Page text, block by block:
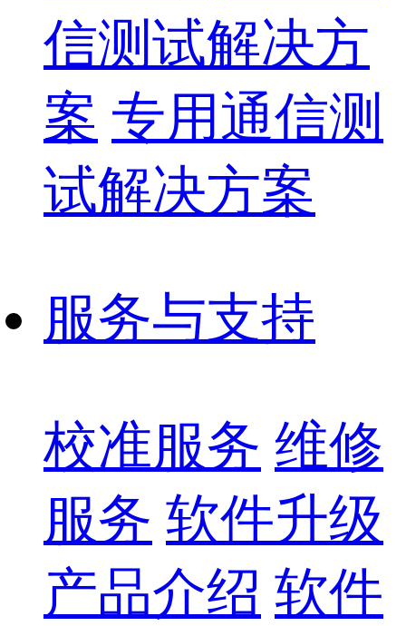
信测试解决方
案 专用通信测
试解决方案
服务与支持
校准服务 维修
服务 软件升级
产品介绍 软件